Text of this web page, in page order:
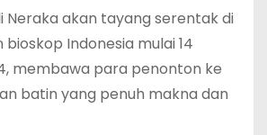
Neraka akan tayang serentak di
Indonesia mulai 14
membawa para penonton ke
batin yang penuh makna dan